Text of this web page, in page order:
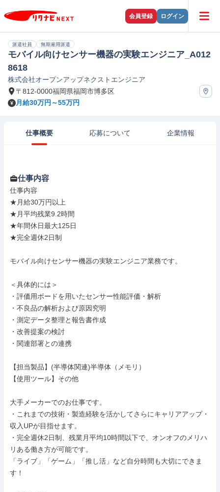
会員登録 ログイン
派遣社員 無期雇用派遣
モバイル向けセンサー機器の実験エンジニア_A012
8618
株式会社オープンアップネクストエンジニア
〒812-0000福岡県福岡市博多区
月給30万円～55万円
仕事概要 応募について 企業情報
仕事内容
仕事内容
★月給30万円以上
★月平均残業9.2時間
★年間休日最大125日
★完全週休2日制
モバイル向けセンサー機器の実験エンジニア業務です。
＜具体的には＞
・評価用ボードを用いたセンサー性能評価・解析
・不良品の解析および原因究明
・測定データ整理と報告書作成
・改善提案の検討
・関連部署との連携
【担当製品】(半導体関連)半導体（メモリ）
【使用ツール】その他
大手メーカーでのお仕事です。
・これまでの技術・製造経験を活かしてさらにキャリアアップ・
収入UPが目指せます。
・完全週休2日制、残業月平均10時間以下で、オンオフのメリハ
リある働き方が可能です。
「ライブ」「ゲーム」「推し活」など自分時間も大切にできま
す！